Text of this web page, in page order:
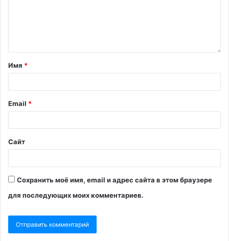
Имя *
Email *
Сайт
Сохранить моё имя, email и адрес сайта в этом браузере
для последующих моих комментариев.